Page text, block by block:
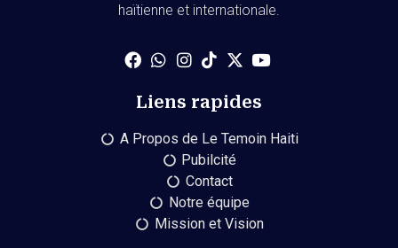
haïtienne et internationale.
Liens rapides
A Propos de Le Temoin Haiti
Pubilcité
Contact
Notre équipe
Mission et Vision